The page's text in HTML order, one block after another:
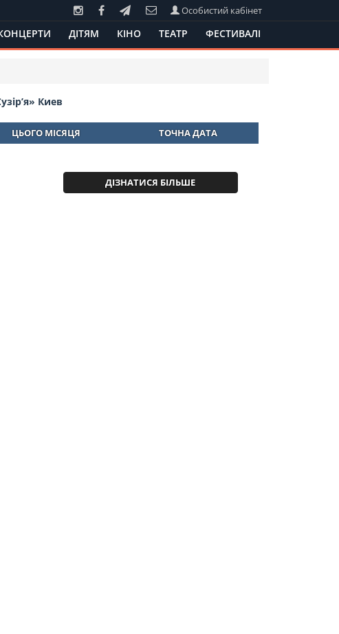
Особистий кабінет
ДІТЯМ КІНО ТЕАТР ФЕСТИВАЛІ
Киев
ЦЬОГО МІСЯЦЯ ТОЧНА ДАТА
ДІЗНАТИСЯ БІЛЬШЕ